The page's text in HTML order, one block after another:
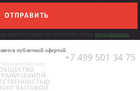
ОТПРАВИТЬ
даете согласие на обработку своих персональных
публичной офертой.
+7 499 501 34 75
БЫТОВОЙ